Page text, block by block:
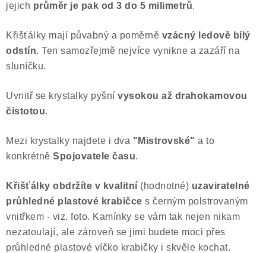
jejich průměr je pak od 3 do 5 milimetrů.
Křišťálky mají půvabný a poměrně vzácný ledově bílý
odstín. Ten samozřejmě nejvíce vynikne a zazáří na
sluníčku.
Uvnitř se krystalky pyšní vysokou až drahokamovou
čistotou.
Mezi krystalky najdete i dva "Mistrovské" a to
konkrétně Spojovatele času.
Křišťálky obdržíte v kvalitní (hodnotné) uzaviratelné
průhledné plastové krabičce s černým polstrovaným
vnitřkem - viz. foto. Kamínky se vám tak nejen nikam
nezatoulají, ale zároveň se jimi budete moci přes
průhledné plastové víčko krabičky i skvěle kochat.